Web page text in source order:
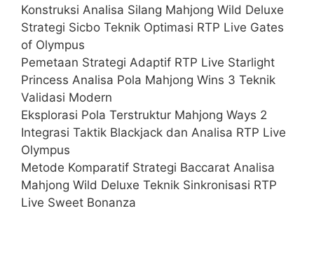
Konstruksi Analisa Silang Mahjong Wild Deluxe
Strategi Sicbo Teknik Optimasi RTP Live Gates
of Olympus
Pemetaan Strategi Adaptif RTP Live Starlight
Princess Analisa Pola Mahjong Wins 3 Teknik
Validasi Modern
Eksplorasi Pola Terstruktur Mahjong Ways 2
Integrasi Taktik Blackjack dan Analisa RTP Live
Olympus
Metode Komparatif Strategi Baccarat Analisa
Mahjong Wild Deluxe Teknik Sinkronisasi RTP
Live Sweet Bonanza